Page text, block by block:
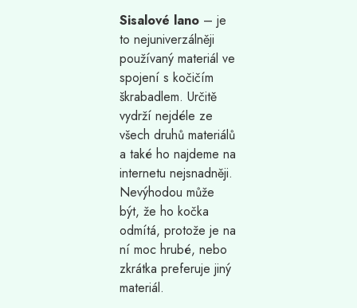
Sisalové lano – je
to nejuniverzálněji
používaný materiál ve
spojení s kočičím
škrabadlem. Určitě
vydrží nejdéle ze
všech druhů materiálů
a také ho najdeme na
internetu nejsnadněji.
Nevýhodou může
být, že ho kočka
odmítá, protože je na
ní moc hrubé, nebo
zkrátka preferuje jiný
materiál.